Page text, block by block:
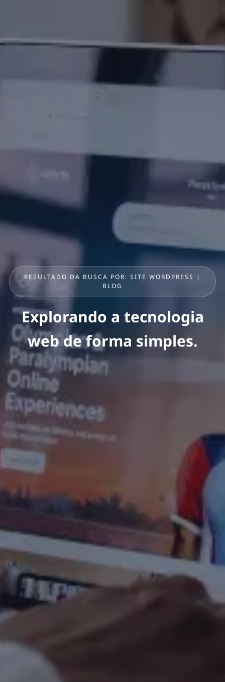
RESULTADO DA BUSCA POR: SITE WORDPRESS |
BLOG
Explorando a tecnologia
web de forma simples.